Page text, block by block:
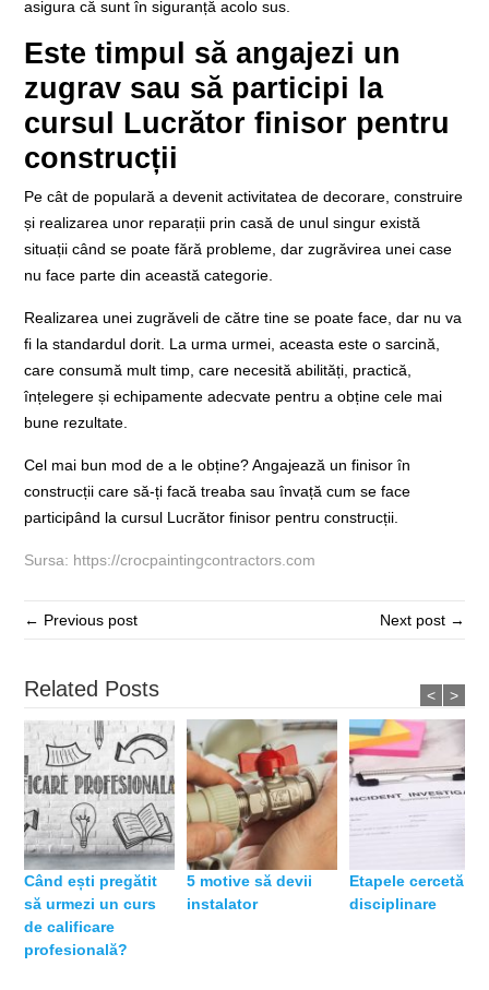
asigura că sunt în siguranță acolo sus.
Este timpul să angajezi un
zugrav sau să participi la
cursul Lucrător finisor pentru
construcții
Pe cât de populară a devenit activitatea de decorare, construire
și realizarea unor reparații prin casă de unul singur există
situații când se poate fără probleme, dar zugrăvirea unei case
nu face parte din această categorie.
Realizarea unei zugrăveli de către tine se poate face, dar nu va
fi la standardul dorit. La urma urmei, aceasta este o sarcină,
care consumă mult timp, care necesită abilități, practică,
înțelegere și echipamente adecvate pentru a obține cele mai
bune rezultate.
Cel mai bun mod de a le obține? Angajează un finisor în
construcții care să-ți facă treaba sau învață cum se face
participând la cursul Lucrător finisor pentru construcții
Sursa: https://crocpaintingcontractors.com
← Previous post Next post →
Related Posts
Când ești pregătit
să urmezi un curs
de calificare
profesională?
5 motive să devii
instalator
Etapele cercetării
disciplinare
< >